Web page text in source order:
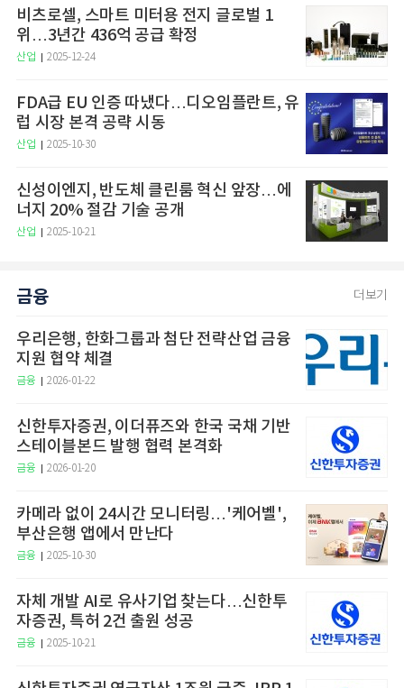
비츠로셀, 스마트 미터용 전지 글로벌 1
위…3년간 436억 공급 확정
산업 2025-12-24
FDA급 EU 인증 따냈다…디오임플란트, 유
럽 시장 본격 공략 시동
산업 2025-10-30
신성이엔지, 반도체 클린룸 혁신 앞장…에
너지 20% 절감 기술 공개
산업 2025-10-21
금융 더보기
우리은행, 한화그룹과 첨단 전략산업 금융
지원 협약 체결
금융 2026-01-22
신한투자증권, 이더퓨즈와 한국 국채 기반
스테이블본드 발행 협력 본격화
금융 2026-01-20
카메라 없이 24시간 모니터링…'케어벨',
부산은행 앱에서 만난다
금융 2025-10-30
자체 개발 AI로 유사기업 찾는다…신한투
자증권, 특허 2건 출원 성공
금융 2025-10-21